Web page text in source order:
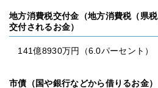
地方消費税交付金（地方消費税（県
交付されるお金）
141億8930万円（6.0パーセント）
市債（国や銀行などから借りるお金）